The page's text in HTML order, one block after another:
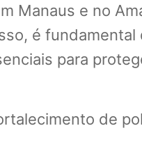
Manaus e no
é fundamental
para
de